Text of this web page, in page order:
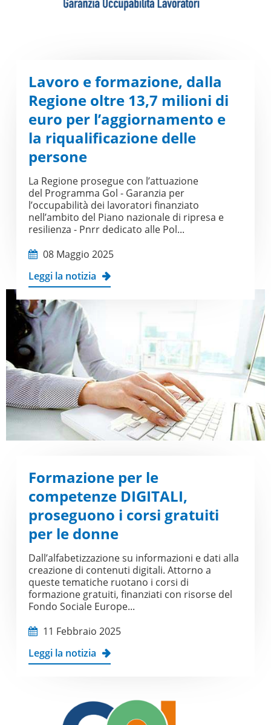
Lavoro e formazione, dalla
Regione oltre 13,7 milioni di
euro per l’aggiornamento e
la riqualificazione delle
persone
La Regione prosegue con l’attuazione
del Programma Gol - Garanzia per
l’occupabilità dei lavoratori finanziato
nell’ambito del Piano nazionale di ripresa e
resilienza - Pnrr dedicato alle Pol...
08 Maggio 2025
Leggi la notizia
Formazione per le
competenze DIGITALI,
proseguono i corsi gratuiti
per le donne
Dall’alfabetizzazione su informazioni e dati alla
creazione di contenuti digitali. Attorno a
queste tematiche ruotano i corsi di
formazione gratuiti, finanziati con risorse del
Fondo Sociale Europe...
11 Febbraio 2025
Leggi la notizia